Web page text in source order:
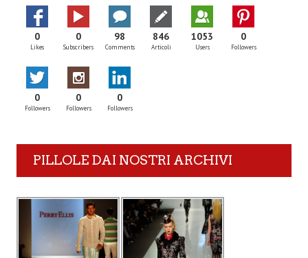
0
Likes
0
Subscribers
98
Comments
846
Articoli
1053
Users
0
Followers
0
Followers
0
Followers
0
Followers
PILLOLE DAI NOSTRI ARCHIVI